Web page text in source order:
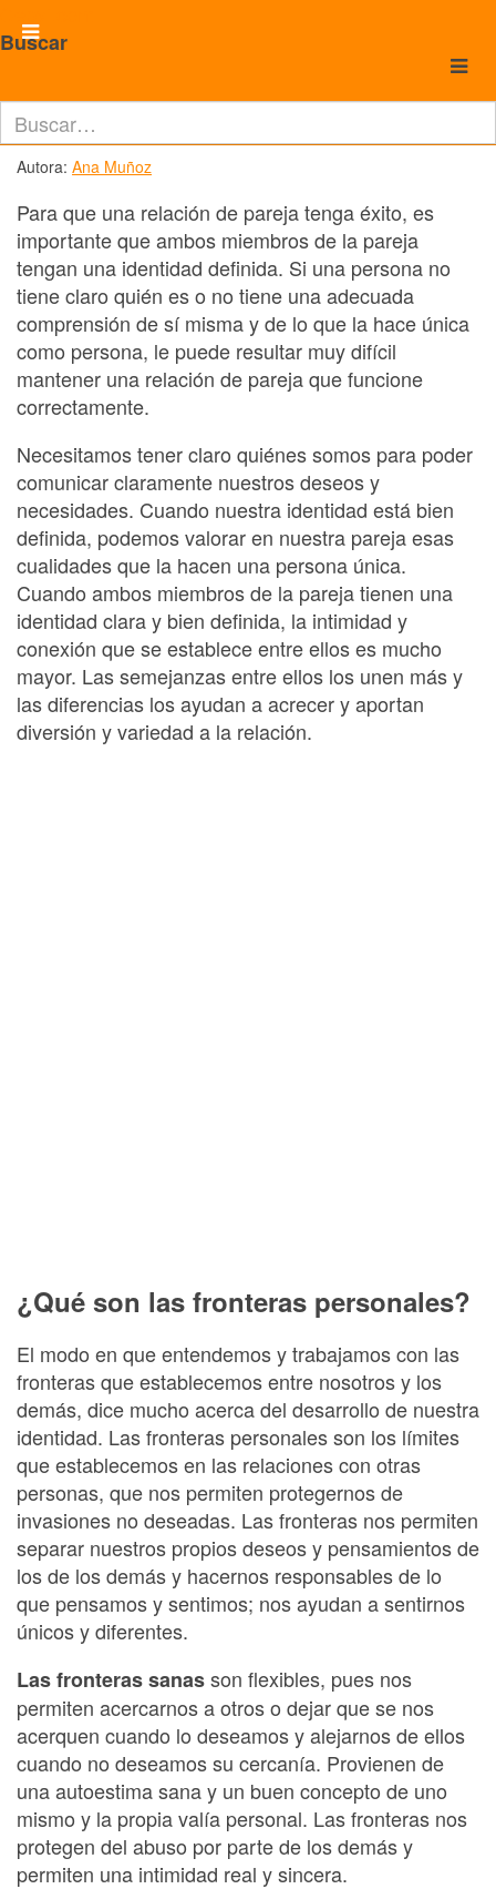
Buscar
Las fronteras dentro de una
Autora: Ana Muñoz
Para que una relación de pareja tenga éxito, es
importante que ambos miembros de la pareja
tengan una identidad definida. Si una persona no
tiene claro quién es o no tiene una adecuada
comprensión de sí misma y de lo que la hace única
como persona, le puede resultar muy difícil
mantener una relación de pareja que funcione
correctamente.
Necesitamos tener claro quiénes somos para poder
comunicar claramente nuestros deseos y
necesidades. Cuando nuestra identidad está bien
definida, podemos valorar en nuestra pareja esas
cualidades que la hacen una persona única.
Cuando ambos miembros de la pareja tienen una
identidad clara y bien definida, la intimidad y
conexión que se establece entre ellos es mucho
mayor. Las semejanzas entre ellos los unen más y
las diferencias los ayudan a acrecer y aportan
diversión y variedad a la relación.
¿Qué son las fronteras personales?
El modo en que entendemos y trabajamos con las
fronteras que establecemos entre nosotros y los
demás, dice mucho acerca del desarrollo de nuestra
identidad. Las fronteras personales son los límites
que establecemos en las relaciones con otras
personas, que nos permiten protegernos de
invasiones no deseadas. Las fronteras nos permiten
separar nuestros propios deseos y pensamientos de
los de los demás y hacernos responsables de lo
que pensamos y sentimos; nos ayudan a sentirnos
únicos y diferentes.
Las fronteras sanasson flexibles, pues nos
permiten acercarnos a otros o dejar que se nos
acerquen cuando lo deseamos y alejarnos de ellos
cuando no deseamos su cercanía. Provienen de
una autoestima sana y un buen concepto de uno
mismo y la propia valía personal. Las fronteras nos
protegen del abuso por parte de los demás y
permiten una intimidad real y sincera.